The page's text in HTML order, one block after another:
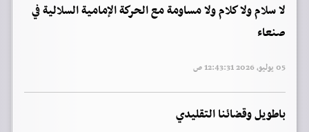
لا سلام ولا كلام ولا مساومة مع الحركة الإمامية السلالية في
صنعاء
05 يوليو, 2026 12:43:31 ص
باطويل وقضائنا التقليدي